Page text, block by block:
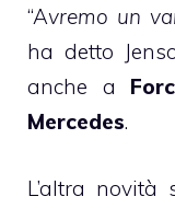
“Avremo un
ha detto
anche a
Mercedes.
L’altra